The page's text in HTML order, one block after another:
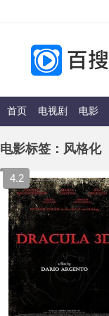
首页 电视剧 电影
电影标签： 风格化
4.2